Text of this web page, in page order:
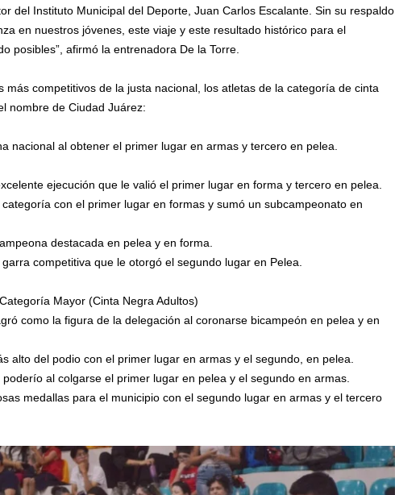
del Instituto Municipal del Deporte, Juan Carlos Escalante. Sin su respaldo
en nuestros jóvenes, este viaje y este resultado histórico para el
posibles”, afirmó la entrenadora De la Torre.
más competitivos de la justa nacional, los atletas de la categoría de cinta
nombre de Ciudad Juárez:
nacional al obtener el primer lugar en armas y tercero en pelea.
ejecución que le valió el primer lugar en forma y tercero en pelea.
con el primer lugar en formas y sumó un subcampeonato en
destacada en pelea y en forma.
competitiva que le otorgó el segundo lugar en Pelea.
Mayor (Cinta Negra Adultos)
como la figura de la delegación al coronarse bicampeón en pelea y en
alto del podio con el primer lugar en armas y el segundo, en pelea.
al colgarse el primer lugar en pelea y el segundo en armas.
medallas para el municipio con el segundo lugar en armas y el tercero